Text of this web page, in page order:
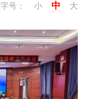
字号： 小 中 大